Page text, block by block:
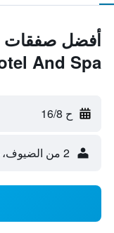
And Spa
ح 16/8
2 من الضيوف، غرفة واحدة